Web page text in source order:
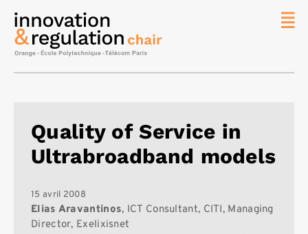
Quality of Service in
Ultrabroadband models
15 avril 2008
Elias Aravantinos, ICT Consultant, CITI, Managing
Director, Exelixisnet
recherche
Master